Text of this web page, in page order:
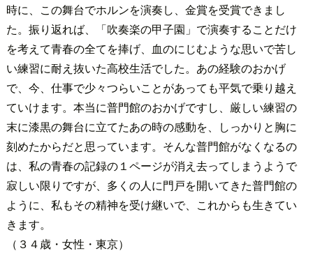
時に、この舞台でホルンを演奏し、金賞を受賞できまし
た。振り返れば、「吹奏楽の甲子園」で演奏することだけ
を考えて青春の全てを捧げ、血のにじむような思いで苦し
い練習に耐え抜いた高校生活でした。あの経験のおかげ
で、今、仕事で少々つらいことがあっても平気で乗り越え
ていけます。本当に普門館のおかげですし、厳しい練習の
末に漆黒の舞台に立てたあの時の感動を、しっかりと胸に
刻めたからだと思っています。そんな普門館がなくなるの
は、私の青春の記録の１ページが消え去ってしまうようで
寂しい限りですが、多くの人に門戸を開いてきた普門館の
ように、私もその精神を受け継いで、これからも生きてい
きます。
（３４歳・女性・東京）